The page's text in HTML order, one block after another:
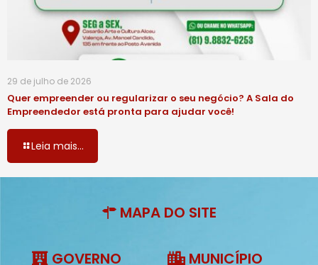
29 de julho de 2026
Quer empreender ou regularizar o seu negócio? A Sala do
Empreendedor está pronta para ajudar você!
Leia mais...
MAPA DO SITE
GOVERNO MUNICÍPIO